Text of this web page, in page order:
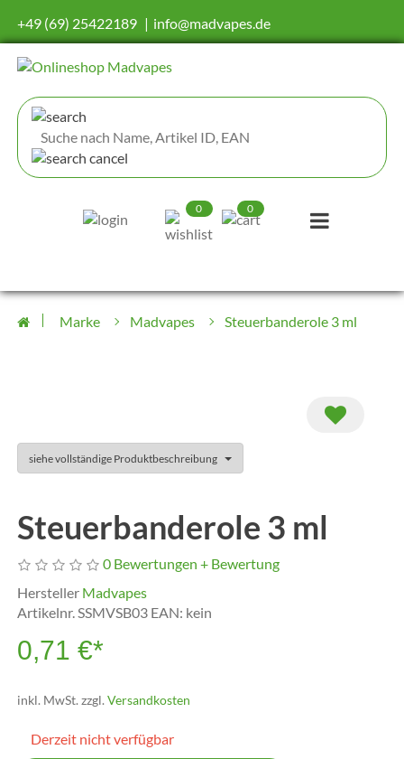
+49 (69) 25422189 info@madvapes.de
0 0
Marke Madvapes Steuerbanderole 3 ml
siehe vollständige Produktbeschreibung
Steuerbanderole 3 ml
0 Bewertungen + Bewertung
Hersteller Madvapes
Artikelnr.SSMVSB03 EAN: kein
0,71 €*
inkl. MwSt. zzgl.Versandkosten
Derzeit nicht verfügbar